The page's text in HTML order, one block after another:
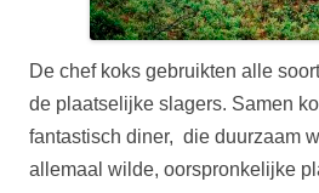
De chef koks gebruikten alle
de plaatselijke slagers. Samen
fantastisch diner, die duurzaam
allemaal wilde, oorspronkelijke